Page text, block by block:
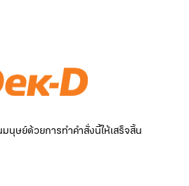
นุษย์ด้วยการทำคำสั่งนี้ให้เสร็จสิ้น